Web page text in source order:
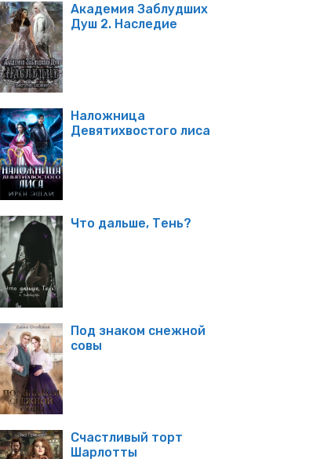
Академия Заблудших
Душ 2. Наследие
Наложница
Девятихвостого лиса
Что дальше, Тень?
Под знаком снежной
совы
Счастливый торт
Шарлотты